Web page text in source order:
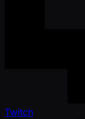
Twitch